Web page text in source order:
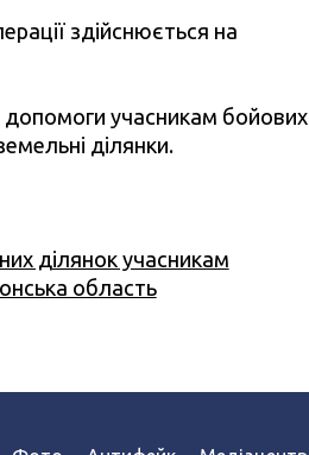
здійснюється на
учасникам бойових
ділянки.
ділянок учасникам
область